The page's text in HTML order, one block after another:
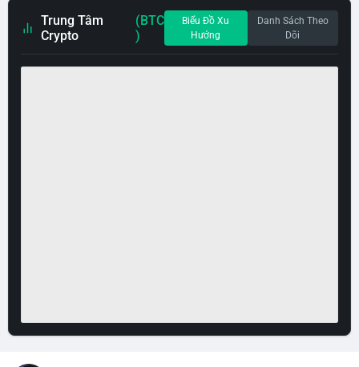
Trung Tâm
Crypto
(BTC
)
Biểu Đồ Xu
Hướng
Danh Sách Theo
Dõi